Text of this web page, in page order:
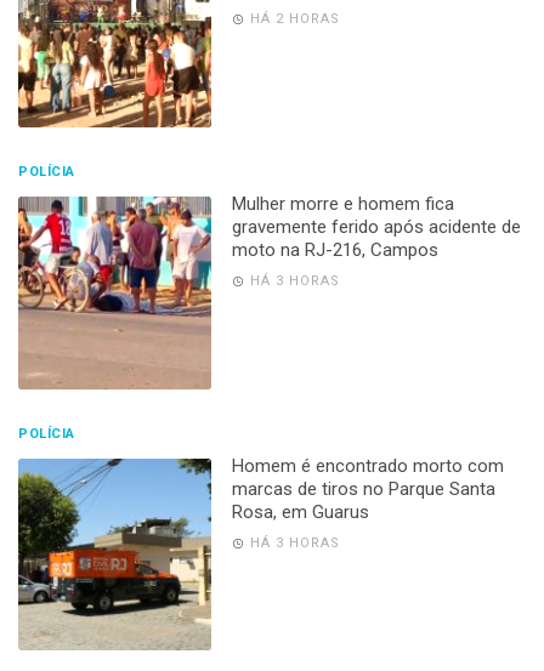
HÁ 2 HORAS
POLÍCIA
Mulher morre e homem fica
gravemente ferido após acidente de
moto na RJ-216, Campos
HÁ 3 HORAS
POLÍCIA
Homem é encontrado morto com
marcas de tiros no Parque Santa
Rosa, em Guarus
HÁ 3 HORAS